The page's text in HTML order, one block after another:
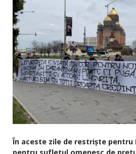
În aceste zile de restriște pentru